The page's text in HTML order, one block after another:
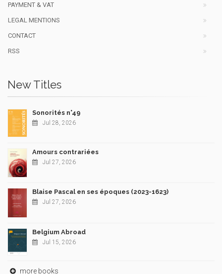
PAYMENT & VAT
LEGAL MENTIONS
CONTACT
RSS
New Titles
Sonorités n°49
Jul 28, 2026
Amours contrariées
Jul 27, 2026
Blaise Pascal en ses époques (2023-1623)
Jul 27, 2026
Belgium Abroad
Jul 15, 2026
more books